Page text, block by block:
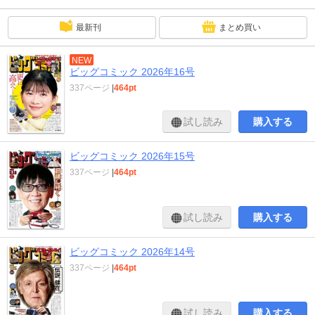
最新刊 まとめ買い
NEW
ビッグコミック 2026年16号
337ページ 464pt
試し読み 購入する
ビッグコミック 2026年15号
337ページ |464pt
試し読み 購入する
ビッグコミック 2026年14号
337ページ |464pt